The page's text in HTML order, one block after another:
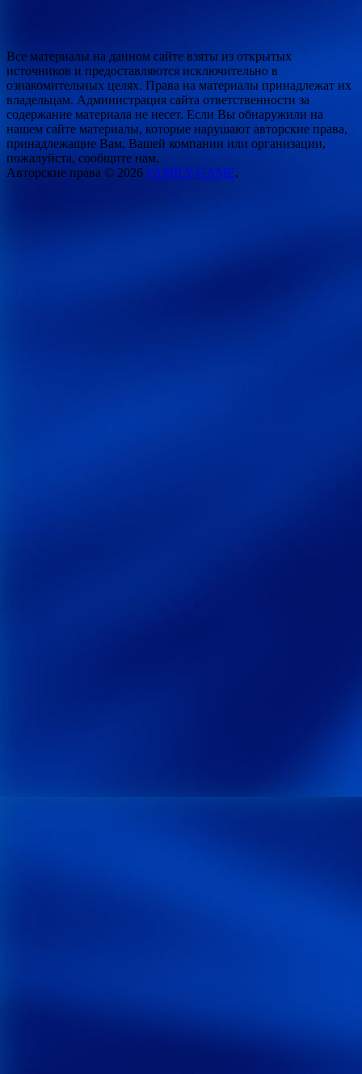
Все материалы на данном сайте взяты из открытых
источников и предоставляются исключительно в
ознакомительных целях. Права на материалы принадлежат их
владельцам. Администрация сайта ответственности за
содержание материала не несет. Если Вы обнаружили на
нашем сайте материалы, которые нарушают авторские права,
принадлежащие Вам, Вашей компании или организации,
пожалуйста, сообщите нам.
Авторские права © 2026 FAMILY-GAME.